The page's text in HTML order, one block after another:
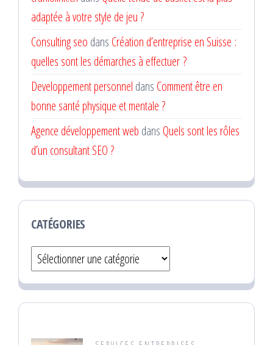
adaptée à votre style de jeu ?
Consulting seo dans Création d’entreprise en Suisse :
quelles sont les démarches à effectuer ?
Developpement personnel dans Comment être en
bonne santé physique et mentale ?
Agence développement web dans Quels sont les rôles
d’un consultant SEO ?
CATÉGORIES
Catégories